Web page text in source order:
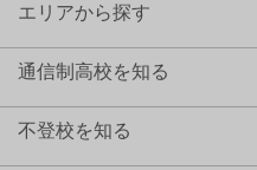
エリアから探す
通信制高校を知る
不登校を知る